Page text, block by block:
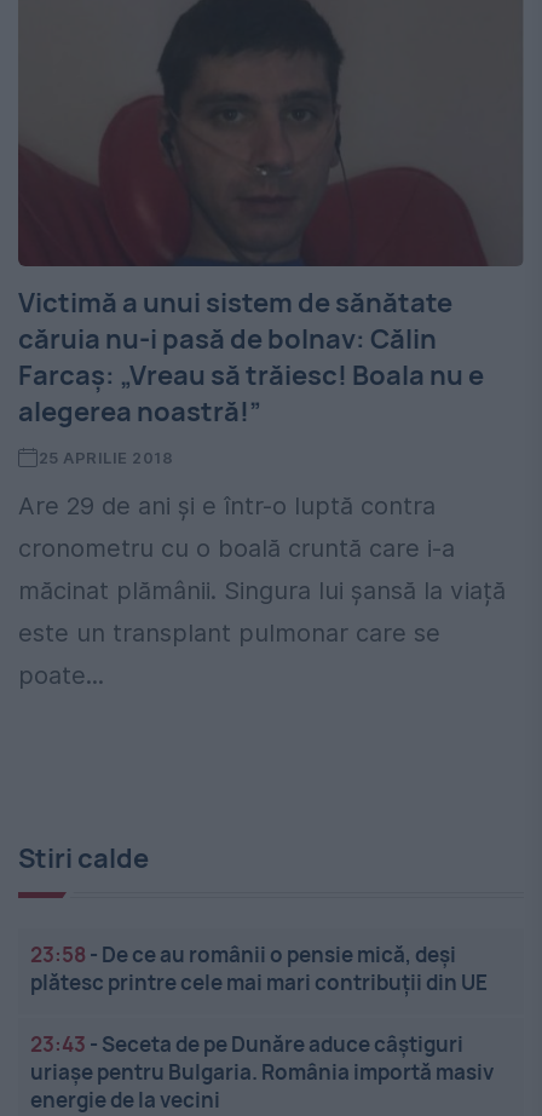
Victimă a unui sistem de sănătate
căruia nu-i pasă de bolnav: Călin
Farcaș: „Vreau să trăiesc! Boala nu e
alegerea noastră!”
25 APRILIE 2018
Are 29 de ani și e într-o luptă contra
cronometru cu o boală cruntă care i-a
măcinat plămânii. Singura lui șansă la viață
este un transplant pulmonar care se
poate...
Stiri calde
23:58 - De ce au românii o pensie mică, deși
plătesc printre cele mai mari contribuții din UE
23:43 - Seceta de pe Dunăre aduce câștiguri
uriașe pentru Bulgaria. România importă masiv
energie de la vecini